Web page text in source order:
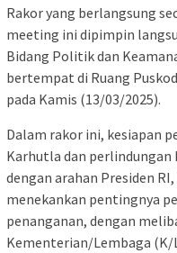
Rakor yang berlangsung
meeting ini dipimpin
Bidang Politik dan
bertempat di Ruang
pada Kamis (13/03/2025).
Dalam rakor ini, kesiapan
Karhutla dan perlindungan
dengan arahan Presiden
menekankan pentingnya
penanganan, dengan
Kementerian/Lembaga